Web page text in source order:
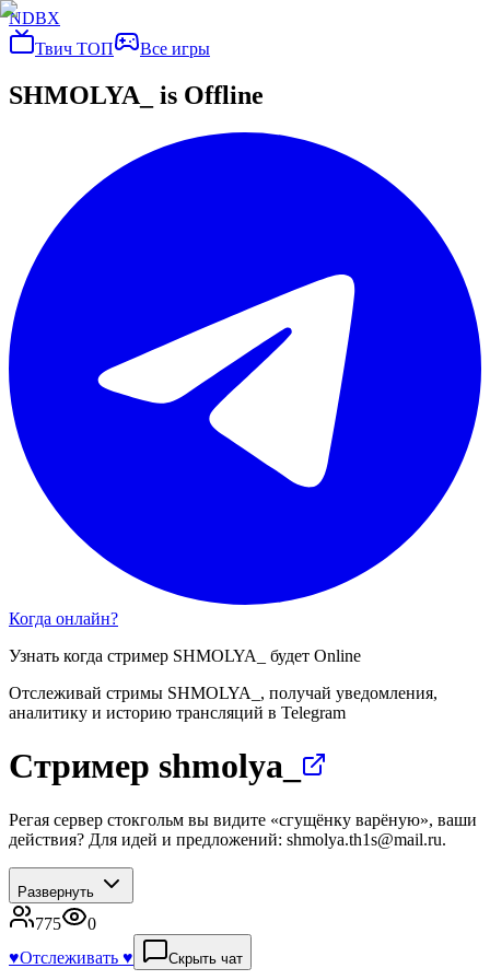
NDBX
Твич ТОП
Все игры
SHMOLYA_ is Offline
Когда онлайн?
Узнать когда стример SHMOLYA_
будет Online
Отслеживай стримы SHMOLYA_ , получай уведомления,
аналитику и историю трансляций в Telegram
Стример shmolya_
Регая сервер стокгольм вы видите «сгущёнку варёную», ваши
действия? Для идей и предложений: shmolya.th1s@mail.ru.
Развернуть
775
0
♥️Отслеживать ♥️ Скрыть чат